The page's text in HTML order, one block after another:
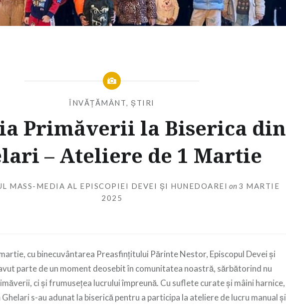
ÎNVĂȚĂMÂNT ,ȘTIRI
Primăverii la Biserica din
– Ateliere de 1 Martie
MASS-MEDIA AL EPISCOPIEI DEVEI ȘI HUNEDOAREI on 3 MARTIE
2025
cu binecuvântarea Preasfințitului Părinte Nestor, Episcopul Devei și
parte de un moment deosebit în comunitatea noastră, sărbătorind nu
ci și frumusețea lucrului împreună. Cu suflete curate și mâini harnice,
s-au adunat la biserică pentru a participa la ateliere de lucru manual și